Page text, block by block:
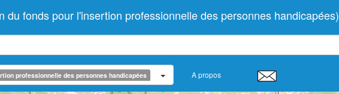
fonds pour l'insertion professionnelle des personnes handicapées)
professionnelle des personnes handicapées A propos